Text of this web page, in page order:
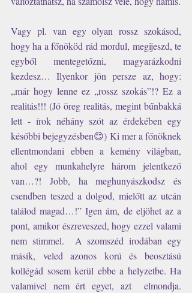
Vagy pl. van egy olyan rossz szokásod,
hogy ha a főnököd rád mordul, megijeszd, te
egyből mentegetőzni, magyarázkodni
kezdesz… Ilyenkor jön persze az, hogy:
„már hogy lenne ez „rossz szokás”!? Ez a
realitás!!! (Jó öreg realitás, megint bűnbakká
lett - írok néhány szót az érdekében egy
későbbi bejegyzésben😊) Ki mer a főnöknek
ellentmondani ebben a kemény világban,
ahol egy munkahelyre három jelentkező
van…?! Jobb, ha meghunyászkodsz és
csendben teszed a dolgod, mielőtt az utcán
találod magad…!” Igen ám, de eljöhet az a
pont, amikor észreveszed, hogy ezzel valami
nem stimmel.  A szomszéd irodában egy
másik, veled azonos korú és beosztású
kollégád sosem kerül ebbe a helyzetbe. Ha
valamivel nem ért egyet, azt  elmondja.